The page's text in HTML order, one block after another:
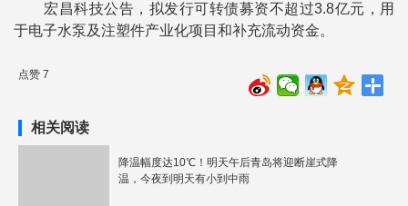
宏昌科技公告，拟发行可转债募资不超过3.8亿元，用
于电子水泵及注塑件产业化项目和补充流动资金。
点赞 7
相关阅读
降温幅度达10℃！明天午后青岛将迎断崖式降
温，今夜到明天有小到中雨